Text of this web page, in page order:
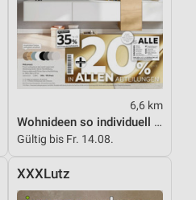
6,6 km
Wohnideen so individuell wie du!
Gültig bis Fr. 14.08.
XXXLutz